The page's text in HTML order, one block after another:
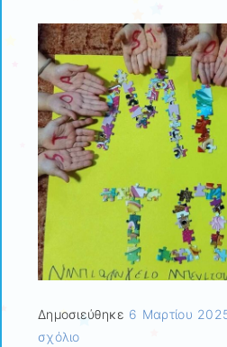
Δημοσιεύθηκε 6 Μαρτίου
σχόλιο